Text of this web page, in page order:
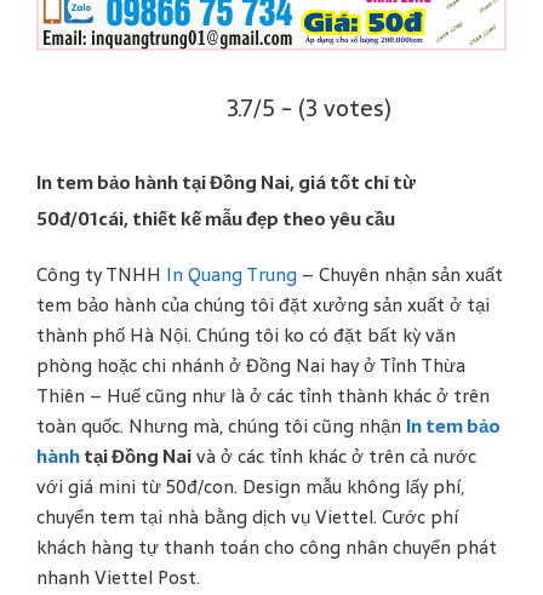
3.7/5 - (3 votes)
In tem bảo hành tại Đồng Nai, giá tốt chỉ từ
50đ/01cái, thiết kế mẫu đẹp theo yêu cầu
Công ty TNHH In Quang Trung – Chuyên nhận sản xuất
tem bảo hành của chúng tôi đặt xưởng sản xuất ở tại
thành phố Hà Nội. Chúng tôi ko có đặt bất kỳ văn
phòng hoặc chi nhánh ở Đồng Nai hay ở Tỉnh Thừa
Thiên – Huế cũng như là ở các tỉnh thành khác ở trên
toàn quốc. Nhưng mà, chúng tôi cũng nhận In tem bảo
hànhtại Đồng Naivà ở các tỉnh khác ở trên cả nước
với giá mini từ 50đ/con. Design mẫu không lấy phí,
chuyển tem tại nhà bằng dịch vụ Viettel. Cước phí
khách hàng tự thanh toán cho công nhân chuyển phát
nhanh Viettel Post.